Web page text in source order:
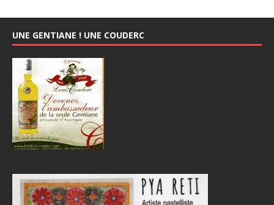
UNE GENTIANE ! UNE COUDERC